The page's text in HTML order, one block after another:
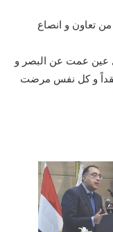
تعاون و انصاع
كل عين عمت عن البصر و
و كل نفس مرضت